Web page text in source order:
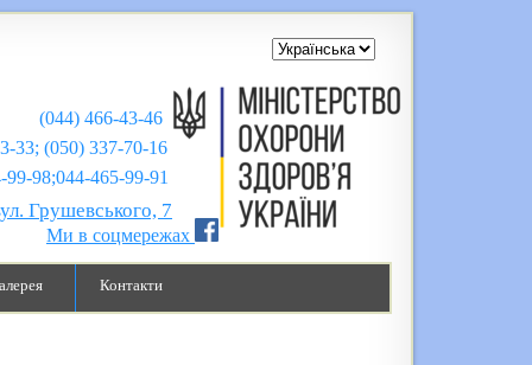
(044) 466-43-46
33; (050) 337-70-16
465-99-91
Грушевського, 7
Ми в соцмережах
Контакти